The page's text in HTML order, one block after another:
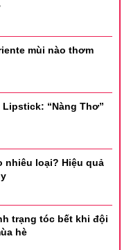
mùi nào thơm
Lipstick: “Nàng Thơ”
nhiêu loại? Hiệu quả
trạng tóc bết khi đội
hè